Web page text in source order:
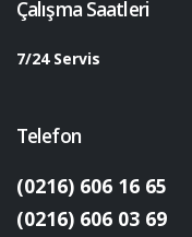
Çalışma Saatleri
7/24 Servis
Telefon
(0216) 606 16 65
(0216) 606 03 69